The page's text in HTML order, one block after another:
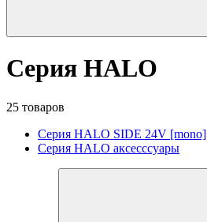
Серия HALO
25 товаров
Серия HALO SIDE 24V [mono]
Серия HALO аксесссуары